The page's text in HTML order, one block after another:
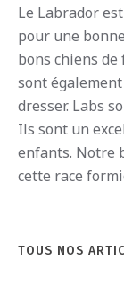
Le Labradorest
pour une bonne
bons chiens de
sontégalement
dresser. Labs s
Ils sont un
enfants. Notre
cette race
TOUS NOS